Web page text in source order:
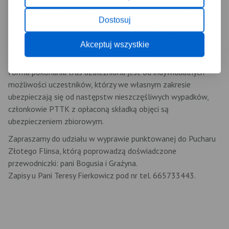
Dostosuj
Akceptuj wszystkie
Przygotujmy się na podejścia i zejścia (trasa ok 12 km, suma
podejść 260 m, zejść 503 m) dlatego proponujemy zabrać ze
sobą kije, które ułatwią pokonanie malowniczej i pełnej
pięknych widoków trasy.
Wycieczka odbywa się bez względu na pogodę, a tempo i
forma pokonania tras uzależniona jest od indywidualnych
możliwości uczestników, którzy we własnym zakresie
ubezpieczają się od następstw nieszczęśliwych wypadków,
członkowie PTTK z opłaconą składką objęci są
ubezpieczeniem zbiorowym.
Zapraszamy do udziału w wyprawie punktowanej do Pucharu
Złotego Flinsa, którą poprowadzą doświadczone
przewodniczki: pani Bogusia i Grażyna.
Zapisy u Pani Teresy Fierkowicz pod nr tel. 665733443.